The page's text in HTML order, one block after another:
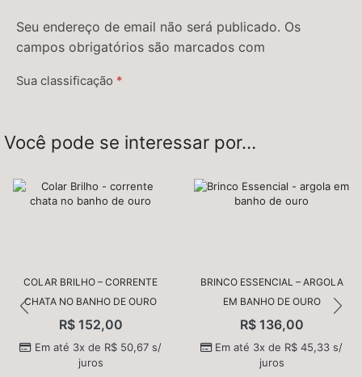
Seu endereço de email não será publicado. Os
campos obrigatórios são marcados com
Sua classificação *
Você pode se interessar por…
COLAR BRILHO – CORRENTE
CHATA NO BANHO DE OURO
R$152,00
Em até 3x de R$50,67s/
juros
BRINCO ESSENCIAL – ARGOLA
EM BANHO DE OURO
R$136,00
Em até 3x de R$ 45,33 s/
juros